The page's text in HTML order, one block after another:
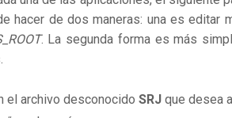
hacer de dos maneras: una es editar
. La segunda forma es más
el archivo desconocido SRJ que desea